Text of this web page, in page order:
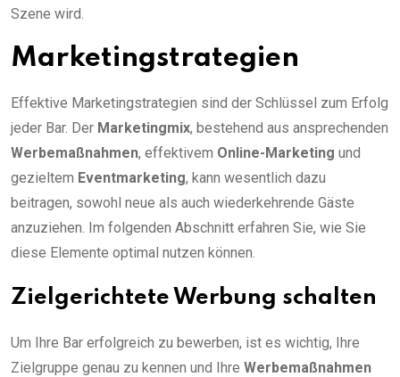
Szene wird.
Marketingstrategien
Effektive Marketingstrategien sind der Schlüssel zum Erfolg
jeder Bar. Der Marketingmix, bestehend aus ansprechenden
Werbemaßnahmen, effektivem Online-Marketing und
gezieltem Eventmarketing, kann wesentlich dazu
beitragen, sowohl neue als auch wiederkehrende Gäste
anzuziehen. Im folgenden Abschnitt erfahren Sie, wie Sie
diese Elemente optimal nutzen können.
Zielgerichtete Werbung schalten
Um Ihre Bar erfolgreich zu bewerben, ist es wichtig, Ihre
Zielgruppe genau zu kennen und Ihre Werbemaßnahmen